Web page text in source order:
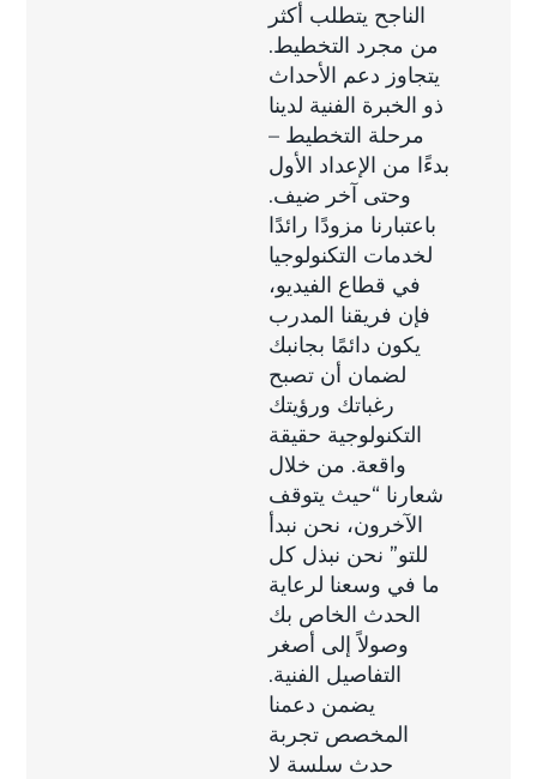
الناجح يتطلب أكثر
من مجرد التخطيط.
يتجاوز دعم الأحداث
ذو الخبرة الفنية لدينا
مرحلة التخطيط –
بدءًا من الإعداد الأول
وحتى آخر ضيف.
باعتبارنا مزودًا رائدًا
لخدمات التكنولوجيا
في قطاع الفيديو،
فإن فريقنا المدرب
يكون دائمًا بجانبك
لضمان أن تصبح
رغباتك ورؤيتك
التكنولوجية حقيقة
واقعة. من خلال
شعارنا “حيث يتوقف
الآخرون، نحن نبدأ
للتو” نحن نبذل كل
ما في وسعنا لرعاية
الحدث الخاص بك
وصولاً إلى أصغر
التفاصيل الفنية.
يضمن دعمنا
المخصص تجربة
حدث سلسة لا